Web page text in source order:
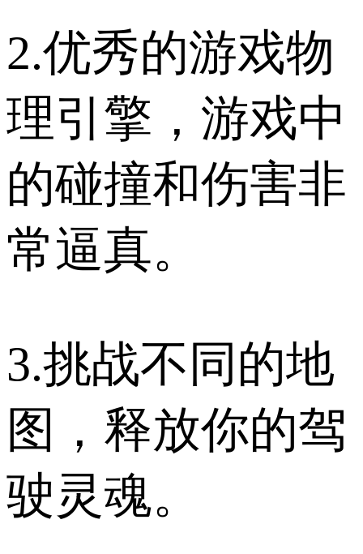
2.优秀的游戏物
理引擎，游戏中
的碰撞和伤害非
常逼真。
3.挑战不同的地
图，释放你的驾
驶灵魂。